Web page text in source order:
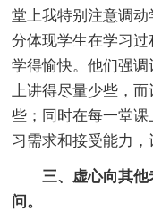
堂上我特别注意调
分体现学生在学习过
学得愉快。他们强
上讲得尽量少些，
些；同时在每一堂
习需求和接受能力，
三、虚心向其他
问。